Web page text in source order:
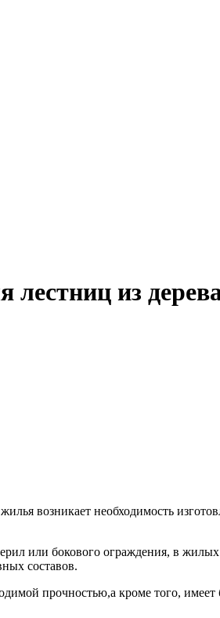
лестниц из
возникает необходимость
или бокового ограждения, в
составов.
прочностью,а кроме того,